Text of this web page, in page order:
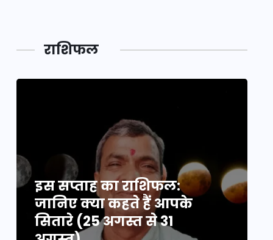
राशिफल
इस सप्ताह का राशिफल:
जानिए क्या कहते हैं आपके
सितारे (25 अगस्त से 31